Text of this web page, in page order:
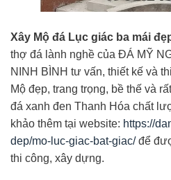
Xây Mộ đá Lục giác ba mái
thợ đá lành nghề của ĐÁ MỸ
NINH BÌNH tư vấn, thiết kế và
Mộ đẹp, trang trọng, bề thế và
đá xanh đen Thanh Hóa chất
khảo thêm tại website: https://
dep/mo-luc-giac-bat-giac/để
thi công, xây dựng.